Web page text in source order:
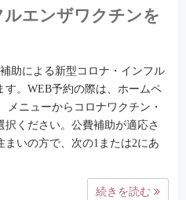
エンザワクチンを
助による新型コロナ・インフル
す。WEB予約の際は、ホームペ
メニューからコロナワクチン・
ください。公費補助が適応さ
いの方で、次の1または2にあ
続きを読む